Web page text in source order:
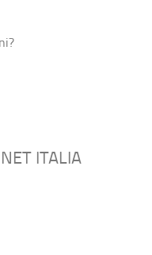
ITALIA